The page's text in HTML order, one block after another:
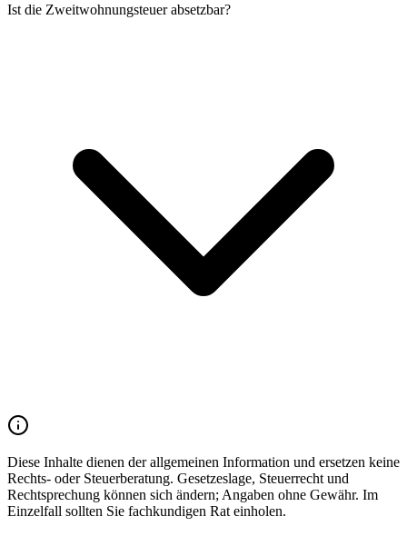
Ist die Zweitwohnungsteuer absetzbar?
Diese Inhalte dienen der allgemeinen Information und ersetzen keine
Rechts- oder Steuerberatung. Gesetzeslage, Steuerrecht und
Rechtsprechung können sich ändern; Angaben ohne Gewähr. Im
Einzelfall sollten Sie fachkundigen Rat einholen.